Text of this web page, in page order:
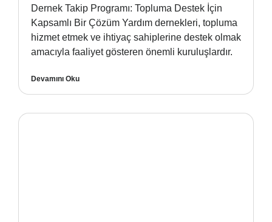
Dernek Takip Programı: Topluma Destek İçin
Kapsamlı Bir Çözüm Yardım dernekleri, topluma
hizmet etmek ve ihtiyaç sahiplerine destek olmak
amacıyla faaliyet gösteren önemli kuruluşlardır.
Devamını Oku